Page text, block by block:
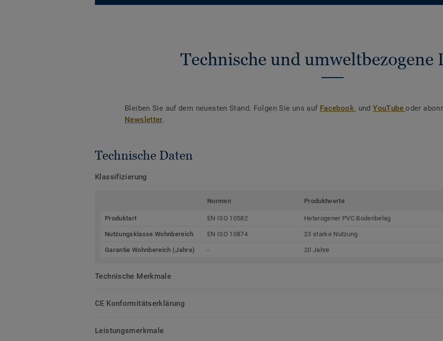
Technische und umweltbezogene
Bleiben Sie auf dem neuesten Stand. Folgen Sie uns auf Facebook undYouTubeoder
Newsletter.
Technische Daten
Klassifizierung
Normen Produktwerte
Produktart EN ISO 10582 Heterogener PVC Bodenbelag
Nutzungsklasse Wohnbereich EN ISO 10874 23 starke Nutzung
Garantie Wohnbereich (Jahre) - 20 Jahre
Technische Merkmale
CE Konformitätserklärung
Leistungsmerkmale